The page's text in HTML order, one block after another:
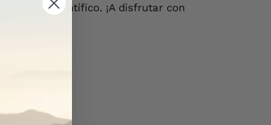
y científico. ¡A disfrutar con